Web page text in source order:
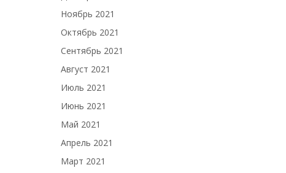
Ноябрь 2021
Октябрь 2021
Сентябрь 2021
Август 2021
Июль 2021
Июнь 2021
Май 2021
Апрель 2021
Март 2021